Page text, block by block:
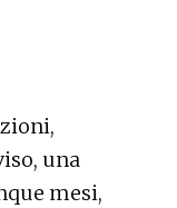
una
mesi,